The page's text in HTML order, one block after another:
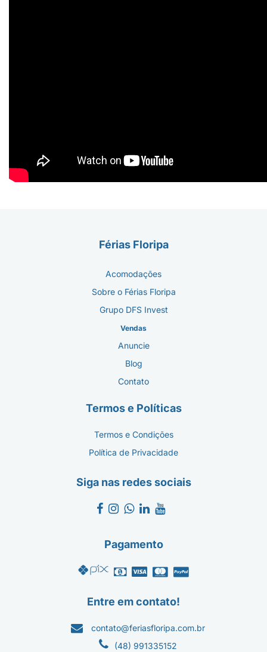
Férias Floripa
Acomodações
Sobre o Férias Floripa
Grupo DFS Invest
Vendas
Anuncie
Blog
Contato
Termos e Políticas
Termos e Condições
Política de Privacidade
Siga nas redes sociais
Pagamento
Entre em contato!
contato@feriasfloripa.com.br
(48) 991335152